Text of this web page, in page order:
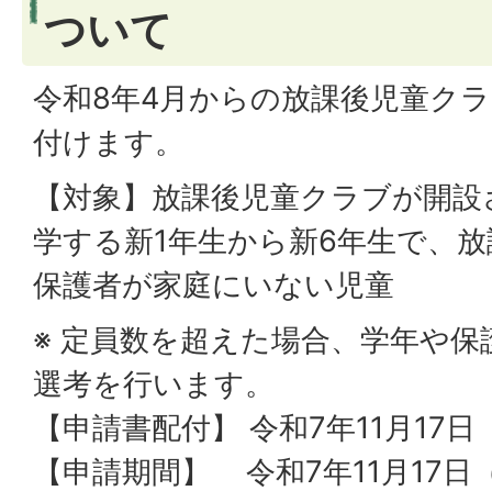
ついて
令和8年4月からの放課後児童ク
付けます。
【対象】放課後児童クラブが開
学する新1年生から新6年生で、
保護者が家庭にいない児童
※ 定員数を超えた場合、学年や
選考を行います。
【申請書配付】 令和7年11月17
【申請期間】 令和7年11月17日